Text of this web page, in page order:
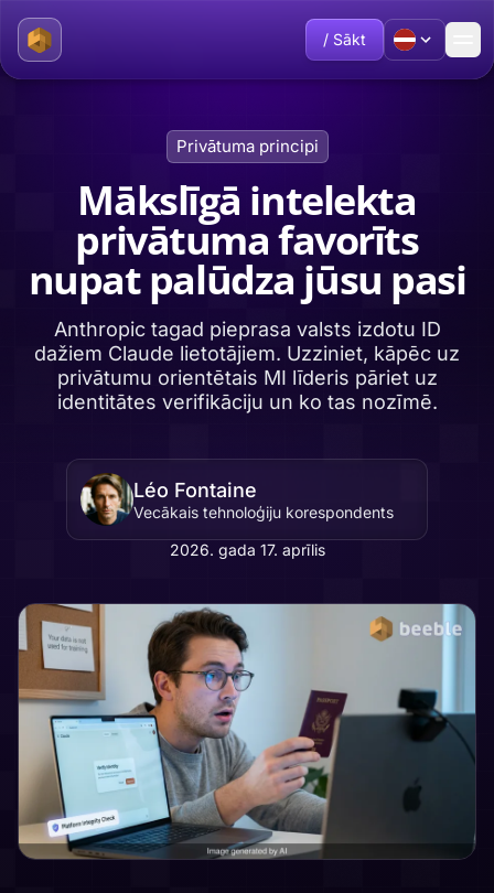
/ Sākt
Privātuma principi
Mākslīgā intelekta
privātuma favorīts
nupat palūdza jūsu pasi
Anthropic tagad pieprasa valsts izdotu ID
dažiem Claude lietotājiem. Uzziniet, kāpēc uz
privātumu orientētais MI līderis pāriet uz
identitātes verifikāciju un ko tas nozīmē.
Léo Fontaine
Vecākais tehnoloģiju korespondents
2026. gada 17. aprīlis